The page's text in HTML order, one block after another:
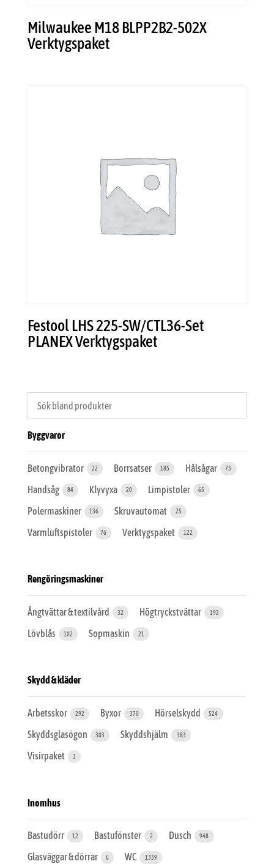
Milwaukee M18 BLPP2B2-502X
Verktygspaket
Festool LHS 225-SW/CTL36-Set
PLANEX Verktygspaket
Byggvaror
Betongvibrator 22 Borrsatser 185 Hålsågar 73
Handsåg 84 Klyvyxa 20 Limpistoler 65
Polermaskiner 136 Skruvautomat 25
Varmluftspistoler 76 Verktygspaket 122
Rengöringsmaskiner
Ångtvättar & textilvård 32 Högtryckstvättar 192
Lövblås 102 Sopmaskin 21
Skydd & kläder
Arbetsskor 292 Byxor 370 Hörselskydd 524
Skyddsglasögon 303 Skyddshjälm 383
Visirpaket 3
Inomhus
Bastudörr 12 Bastufönster 2 Dusch 948
Glasväggar & dörrar 6 WC 1339